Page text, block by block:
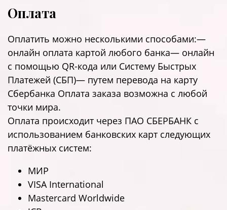
Оплата
Оплатить можно несколькими способами:—
онлайн оплата картой любого банка— онлайн
с помощью QR-кода или Систему Быстрых
Платежей (СБП)— путем перевода на карту
Сбербанка Оплата заказа возможна с любой
точки мира.
Оплата происходит через ПАО СБЕРБАНК с
использованием банковских карт следующих
платёжных систем:
МИР
VISA International
Mastercard Worldwide